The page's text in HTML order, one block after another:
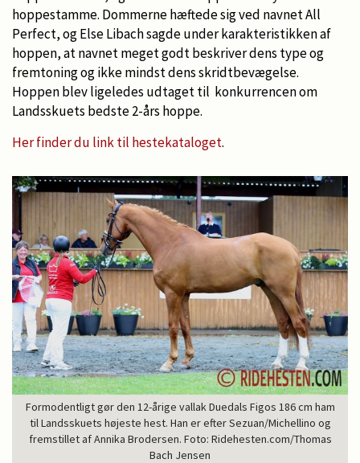
hoppestamme. Dommerne hæftede sig ved navnet All
Perfect, og Else Libach sagde under karakteristikken af
hoppen, at navnet meget godt beskriver dens type og
fremtoning og ikke mindst dens skridtbevægelse.
Hoppen blev ligeledes udtaget til konkurrencen om
Landsskuets bedste 2-års hoppe.
Her finder du link til hestekataloget.
Formodentligt gør den 12-årige vallak Duedals Figos 186 cm ham
til Landsskuets højeste hest. Han er efter Sezuan/Michellino og
fremstillet af Annika Brodersen. Foto: Ridehesten.com/Thomas
Bach Jensen